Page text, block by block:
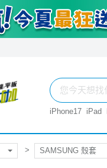
iPhone17 iPad
SAMSUNG 殼套